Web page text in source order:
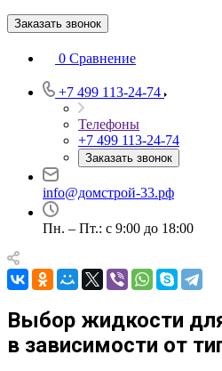
Заказать звонок
0 Сравнение
+7 499 113-24-74
Телефоны
+7 499 113-24-74
Заказать звонок
info@домстрой-33.рф
Пн. – Пт.: с 9:00 до 18:00
Выбор жидкости
в зависимости от